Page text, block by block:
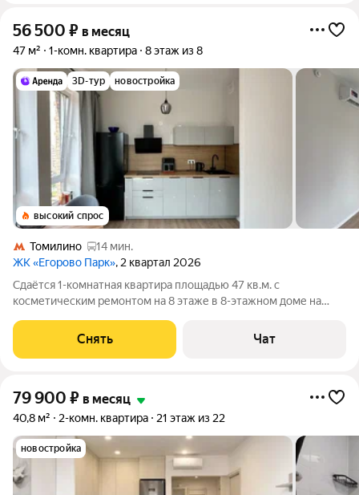
56 500 ₽ в месяц
47 м² 1-комн. квартира 8 этаж из 8
3D-тур новостройка
высокий спрос
Томилино
14 мин.
ЖК «Егорово Парк», 2 квартал 2026
Сдаётся 1-комнатная квартира площадью 47 кв.м. с
косметическим ремонтом на 8 этаже в 8-этажном доме на
Холодильник Посудомоечная машина Кондиционер
Микроволновка Окна выходят во двор. В
Снять Чат
79 900 ₽ в месяц
40,8 м² 2-комн. квартира 21 этаж из 22
новостройка